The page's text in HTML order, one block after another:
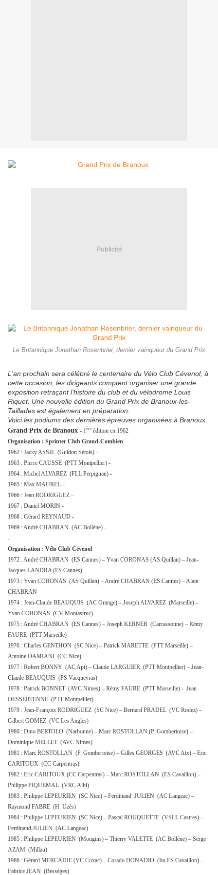
Publicité
Le Britannique Jonathan Rosenbrier, dernier vainqueur du Grand Prix
L'an prochain sera célébré le centenaire du Vélo Club Cévenol, à
cette occasion, les dirigeants comptent organiser une grande
exposition retraçant l'histoire du club et du vélodrome Louis
Riquet. Une nouvelle édition du Grand Prix de Branoux-les-
Taillades est également en préparation.
Voici les podiums des dernières épreuves organisées à Branoux.
Grand Prix de Branoux - 1ère édition en 1962
Organisation : Sprinter Club Grand-Combien
1962 : Jacky ASSIE (Guidon Sétois) -
1963 : Pierre CAUSSE (PTT Montpellier) -
1964 : Michel ALVAREZ (FLL Perpignan) -
1965 : Max MAUREL –
1966 : Jean RODRIGUEZ –
1967 : Daniel MORIN -
1968 : Gérard REYNAUD -
1969 : André CHABRAN (AC Bollène) -
.
Organisation : Vélo Club Cévenol
1972 : André CHABRAN (ES Cannes) – Yvan CORONAS (AS Quillan) – Jean-
Jacques LANDRA (ES Cannes)
1973 : Yvan CORONAS (AS Quillan) – André CHABRAN (ES Cannes) – Alain
CHABRAN
1974 : Jean-Claude BEAUQUIS (AC Orange) – Joseph ALVAREZ (Marseille) –
Yvan CORONAS (CV Montastruc)
1975 : André CHABRAN (ES Cannes) – Joseph KERNER (Carcassonne) – Rémy
FAURE (PTT Marseille)
1976 : Charles GENTHON (SC Nice) – Patrick MARETTE (PTT Marseille) –
Antoine DAMIANI (CC Nice)
1977 : Robert BONNY (AC Apt) – Claude LARGUIER (PTT Montpellier) – Jean-
Claude BEAUQUIS (PS Vacqueyras)
1978 : Patrick BONNET (AVC Nimes) – Rémy FAURE (PTT Marseille) - Jean
DESSERTENNE (PTT Montpellier)
1979 : Jean-François RODRIGUEZ (SC Nice) – Bernard PRADEL (VC Rodez) –
Gilbert GOMEZ (VC Les Angles)
1980 : Dino BERTOLO (Narbonne) – Marc ROSTOLLAN (P. Gombertoise) –
Dominique MELLET (AVC Nimes)
1981 : Marc ROSTOLLAN (P. Gombertoise) – Gilles GEORGES (AVC Aix) – Eric
CARITOUX (CC Carpentras)
1982 : Eric CARITOUX (CC Carpentras) – Marc ROSTOLLAN (ES Cavaillon) –
Philippe PIQUEMAL (VRC Albi)
1983 : Philippe LEPEURIEN (SC Nice) – Ferdinand JULIEN (AC Langeac) –
Raymond FABRE (H. Uzès)
1984 : Philippe LEPEURIEN (SC Nice) – Pascal ROUQUETTE (VSLL Castres) –
Ferdinand JULIEN (AC Langeac)
1985 : Philippe LEPEURIEN (Mougins) – Thierry VALETTE (AC Bollène) – Serge
AZAM (Millau)
1986 : Gérard MERCADIE (VC Cuxac) – Corado DONADIO (Ita-ES Cavaillon) –
Fabrice JEAN (Bessèges)